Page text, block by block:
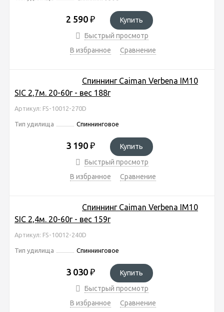
2 590 ₽
Купить
Быстрый просмотр
В избранное
Сравнение
Спиннинг Caiman Verbena IM10
SIC 2,7м. 20-60г - вес 188г
Артикул: FS-10012-270D
Тип удилища Спиннинговое
3 190 ₽
Купить
Быстрый просмотр
В избранное
Сравнение
Спиннинг Caiman Verbena IM10
SIC 2,4м. 20-60г - вес 159г
Артикул: FS-10012-240D
Тип удилища Спиннинговое
3 030 ₽
Купить
Быстрый просмотр
В избранное
Сравнение